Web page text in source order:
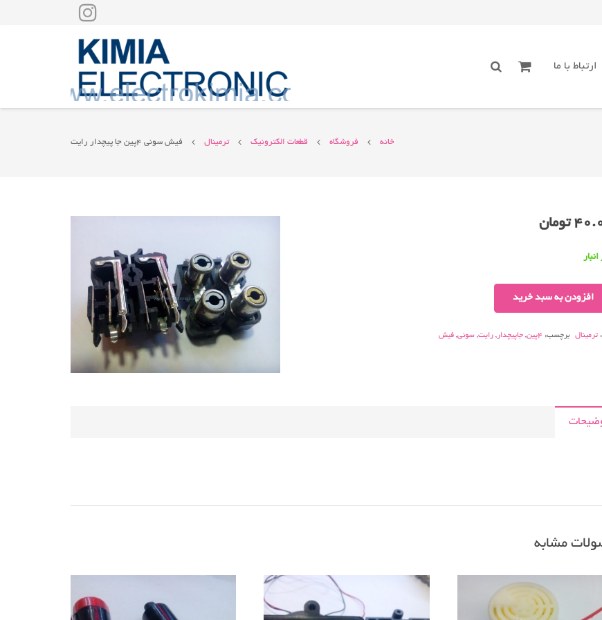
ارتباط با ما
خانه فروشگاه قطعات الکترونیک ترمینال فیش سونی ۴پین جا پیچدار رایت
تومان
افزودن به سبد خرید
ترمینال برچسب: 4پین , جاپیچدار , رایت, سونی, فیش
مشابه